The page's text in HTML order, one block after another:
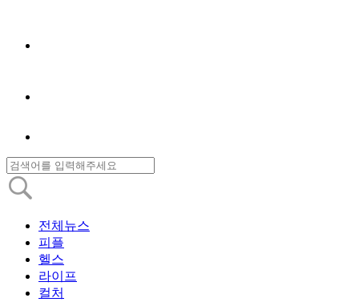
전체뉴스
피플
헬스
라이프
컬처